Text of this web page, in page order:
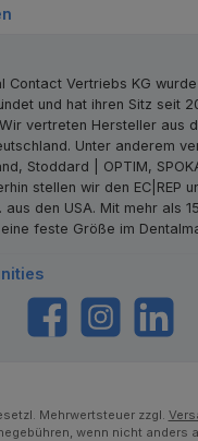
Contact Vertriebs KG
und hat ihren Sitz seit
vertreten Hersteller aus
Unter anderem
Stoddard | OPTIM,
stellen wir den EC|REP
aus den USA. Mit mehr als
feste Größe im
https:// Instagram
Mehrwertsteuer zzgl.
wenn nicht anders